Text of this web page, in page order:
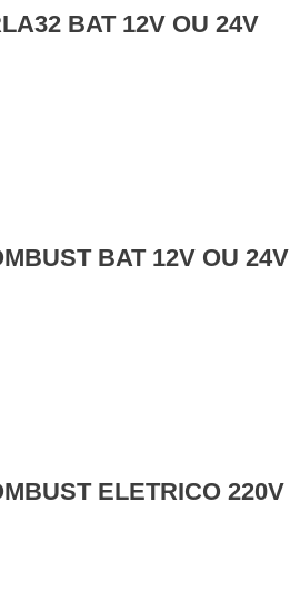
BAT 12V OU 24V
BAT 12V OU 24V
ELETRICO 220V